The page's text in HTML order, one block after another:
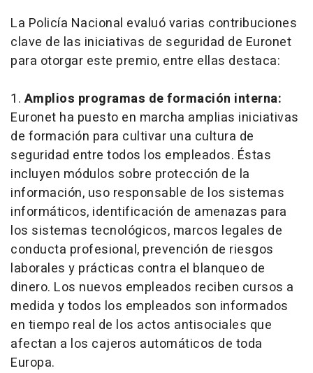
La Policía Nacional evaluó varias contribuciones
clave de las iniciativas de seguridad de Euronet
para otorgar este premio, entre ellas destaca:
1. Amplios programas de formación interna:
Euronet ha puesto en marcha amplias iniciativas
de formación para cultivar una cultura de
seguridad entre todos los empleados. Éstas
incluyen módulos sobre protección de la
información, uso responsable de los sistemas
informáticos, identificación de amenazas para
los sistemas tecnológicos, marcos legales de
conducta profesional, prevención de riesgos
laborales y prácticas contra el blanqueo de
dinero. Los nuevos empleados reciben cursos a
medida y todos los empleados son informados
en tiempo real de los actos antisociales que
afectan a los cajeros automáticos de toda
Europa.